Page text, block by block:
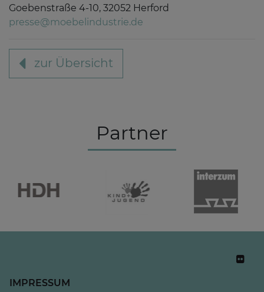
Goebenstraße 4-10, 32052 Herford
presse@moebelindustrie.de
zur Übersicht
Partner
IMPRESSUM